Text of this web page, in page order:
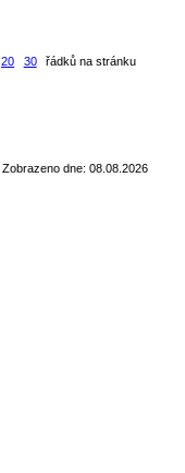
20 30 řádků na stránku
Zobrazeno dne: 08.08.2026